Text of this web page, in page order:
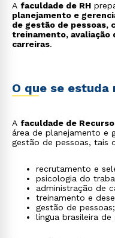
A faculdade de RH
planejamento e
de gestão de pessoas,
treinamento, avaliação
carreiras.
O que se estuda
A faculdade de
área de planejamento e
gestão de pessoas, tais
recrutamento e
psicologia do
administração de
treinamento e
gestão de pessoas;
língua brasileira de